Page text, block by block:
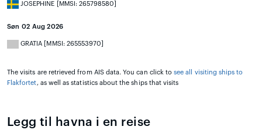
JOSEPHINE [MMSI: 265798580]
Søn 02 Aug 2026
GRATIA [MMSI: 265553970]
The visits are retrieved from AIS data. You can click tosee all visiting ships to
Flakfortet, as well as statistics about the ships that visits
Legg til havna i en reise